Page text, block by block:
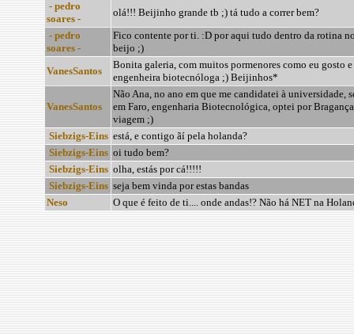
- pedro
soares -
olá!!! Beijinho grande tb ;) tá tudo a correr bem?
- pedro
soares -
Fico contente por ti. :D por aqui tudo dentro da rotina
beijo ;)
VanesSantos
Bonita galeria, com muitos pormenores como eu gosto
engenheira biotecnóloga ;) Beijinhos*
VanesSantos
Não Ana, no ano em que me candidatei à universidade,
em Faro, engenharia Biotecnológica, optei por
viagem ;)
Siebzigs-Eins está, e contigo ãí pela holanda?
Siebzigs-Eins oi tudo bem?
Siebzigs-Eins olha, estás por cá!!!!!
Siebzigs-Eins seja bem vinda por estas bandas
Neso
O que é feito de ti.... onde andas!? Não há NET na